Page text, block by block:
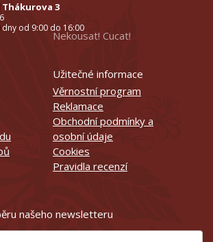
Thákurova 3
od 9:00 do 16:00
Nekousat! Cucat!
Užitečné informace
Věrnostní program
Reklamace
Obchodní podmínky a
osobní údaje
Cookies
Pravidla recenzí
našeho newsletteru